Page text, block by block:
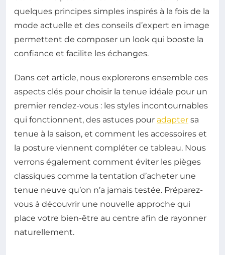
quelques principes simples inspirés à la fois de la
mode actuelle et des conseils d’expert en image
permettent de composer un look qui booste la
confiance et facilite les échanges.
Dans cet article, nous explorerons ensemble ces
aspects clés pour choisir la tenue idéale pour un
premier rendez-vous : les styles incontournables
qui fonctionnent, des astuces pour adapter sa
tenue à la saison, et comment les accessoires et
la posture viennent compléter ce tableau. Nous
verrons également comment éviter les pièges
classiques comme la tentation d’acheter une
tenue neuve qu’on n’a jamais testée. Préparez-
vous à découvrir une nouvelle approche qui
place votre bien-être au centre afin de rayonner
naturellement.